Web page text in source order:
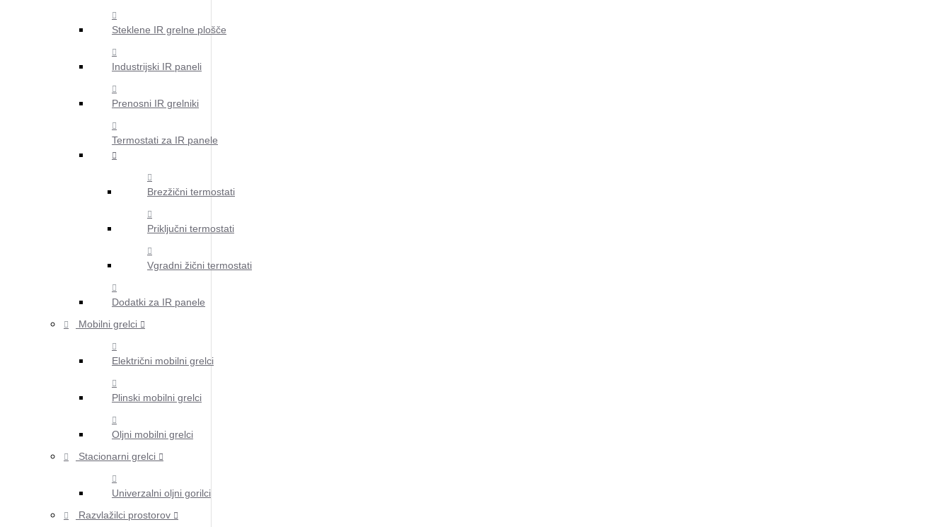
Steklene IR grelne plošče
Industrijski IR paneli
Prenosni IR grelniki
Termostati za IR panele
Brezžični termostati
Priključni termostati
Vgradni žični termostati
Dodatki za IR panele
Mobilni grelci
Električni mobilni grelci
Plinski mobilni grelci
Oljni mobilni grelci
Stacionarni grelci
Univerzalni oljni gorilci
Razvlažilci prostorov